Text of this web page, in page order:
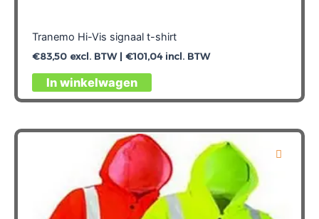
Tranemo Hi-Vis signaal t-shirt
€83,50excl. BTW | €101,04incl. BTW
In winkelwagen
Dit
product
meerdere
variaties.
Deze
optie
kan
gekozen